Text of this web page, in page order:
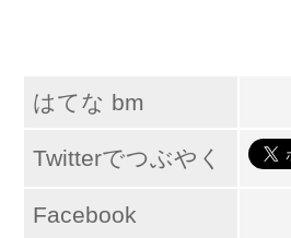
はてな bm
Twitterでつぶやく
Facebook